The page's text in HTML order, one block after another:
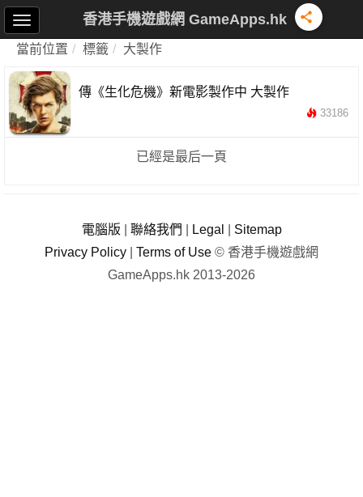
香港手機遊戲網 GameApps.hk
當前位置 標籤 大製作
傳《生化危機》新電影製作中 大製作
33186
已經是最后一頁
電腦版 聯絡我們 Legal
Sitemap
Privacy Policy
Terms of Use © 香港手機遊戲網
GameApps.hk 2013-2026